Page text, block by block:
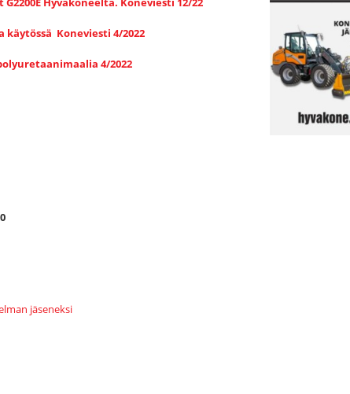
Koneviesti 4/2022
4/2022
jäseneksi